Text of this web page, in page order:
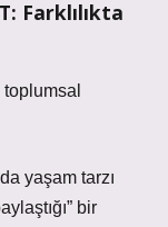
Farklılıkta
yaşam tarzı
bir